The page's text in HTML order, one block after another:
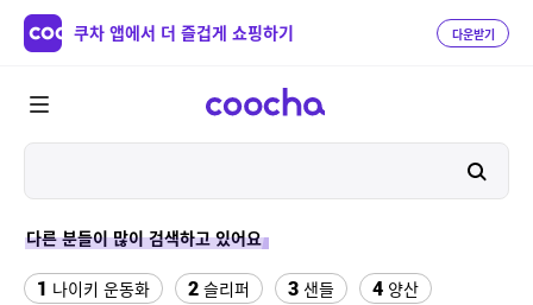
쿠차 앱에서 더 즐겁게 쇼핑하기 다운받기
다른 분들이 많이 검색하고 있어요
1 나이키 운동화 2 슬리퍼 3 샌들 4 양산